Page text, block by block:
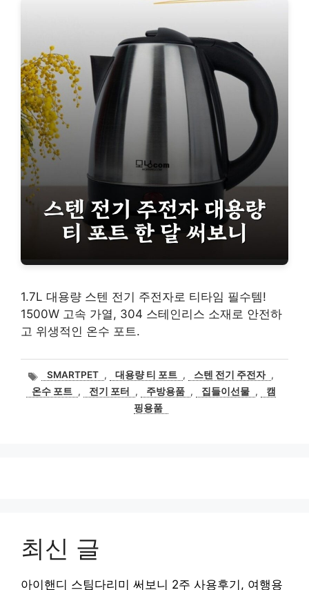
1.7L 대용량 스텐 전기 주전자로 티타임 필수템!
1500W 고속 가열, 304 스테인리스 소재로 안전하
고 위생적인 온수 포트.
태
그
SMARTPET , 대용량 티 포트 , 스텐 전기 주전자 ,
온수 포트 , 전기 포터 , 주방용품 , 집들이선물 ,
캠
핑용품
최신 글
아이핸디 스팀다리미 써보니 2주 사용후기, 여행용